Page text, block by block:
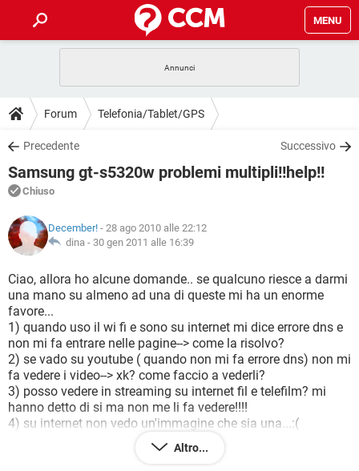
MENU
INTRATTENIMENTO ANDROID
iOS
INSTAGRAM WHATSAPP
TIKTOK
HARDWARE
GUIDE
COVID-19 GAMING
iOS
INSTAGRAM
TIKTOK FACEBOOK
DOWNLOAD
COVID-19 GAMING
INTRATTENIMENTO
iOS WINDOWS 10
INSTAGRAM
TIKTOK FACEBOOK
HARDWARE
FORUM
COVID-19
INTRATTENIMENTO ANDROID
INSTAGRAM WHATSAPP
TIKTOK FACEBOOK
HARDWARE
GLOSSARIO
COVID-19
INTRATTENIMENTO ANDROID
iOS
INSTAGRAM WHATSAPP
TIKTOK FACEBOOK
HARDWARE
Forum Telefonia/Tablet/GPS
Precedente Successivo
Samsung gt-s5320w problemi multipli!!help!!
Chiuso
December! - 28 ago 2010 alle 22:12
dina - 30 gen 2011 alle 16:39
Ciao, allora ho alcune domande.. se qualcuno riesce a darmi
una mano su almeno ad una di queste mi ha un enorme
favore...
1) quando uso il wi fi e sono su internet mi dice errore dns e
non mi fa entrare nelle pagine--> come la risolvo?
2) se vado su youtube ( quando non mi fa errore dns) non mi
fa vedere i video--> xk? come faccio a vederli?
3) posso vedere in streaming su internet fil e telefilm? mi
hanno detto di si ma non me li fa vedere!!!!
4) su internet non vedo un'immagine che sia una...:(
grazie a chi risponderà!!!! ciaooAltro...